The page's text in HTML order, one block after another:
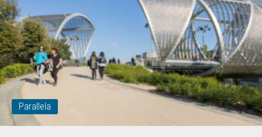
Parallela